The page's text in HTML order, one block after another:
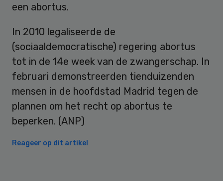
een abortus.
In 2010 legaliseerde de
(sociaaldemocratische) regering abortus
tot in de 14e week van de zwangerschap. In
februari demonstreerden tienduizenden
mensen in de hoofdstad Madrid tegen de
plannen om het recht op abortus te
beperken. (ANP)
Reageer op dit artikel